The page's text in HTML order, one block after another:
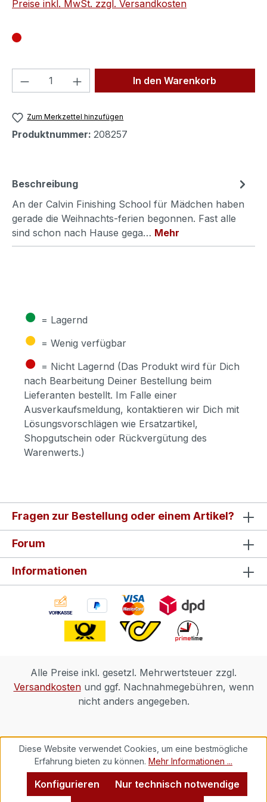
Preise inkl. MwSt. zzgl. Versandkosten
Produkt Anzahl: Gib denIn den Warenkorb
Zum Merkzettel hinzufügen
Produktnummer: 208257
Beschreibung
An der Calvin Finishing School für Mädchen haben
gerade die Weihnachts-ferien begonnen. Fast alle
sind schon nach Hause gega… Mehr
● = Lagernd
● = Wenig verfügbar
● = Nicht Lagernd (Das Produkt wird für Dich
nach Bearbeitung Deiner Bestellung beim
Lieferanten bestellt. Im Falle einer
Ausverkaufsmeldung, kontaktieren wir Dich mit
Lösungsvorschlägen wie Ersatzartikel,
Shopgutschein oder Rückvergütung des
Warenwerts.)
Fragen zur Bestellung oder einem Artikel?
Forum
Informationen
Alle Preise inkl. gesetzl. Mehrwertsteuer zzgl.
Versandkostenund ggf. Nachnahmegebühren, wenn
nicht anders angegeben.
Diese Website verwendet Cookies, um eine bestmögliche
Erfahrung bieten zu können. Mehr Informationen ...
Nur technisch notwendige
Konfigurieren